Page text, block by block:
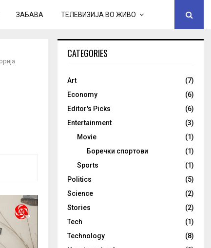
ЗАБАВА ТЕЛЕВИЗИЈА ВО ЖИВО
CATEGORIES
Art
(7)
Economy
(6)
Editor's Picks
(6)
Entertainment
(3)
Movie
(1)
Боречки спортови
(1)
Sports
(1)
Politics
(5)
Science
(2)
Stories
(2)
Tech
(1)
Technology
(8)